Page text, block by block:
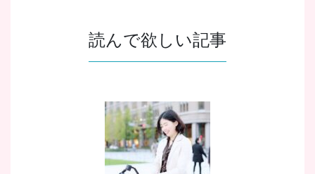
読んで欲しい記事